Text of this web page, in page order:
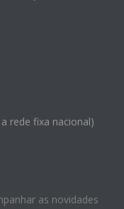
rede fixa nacional)
as novidades